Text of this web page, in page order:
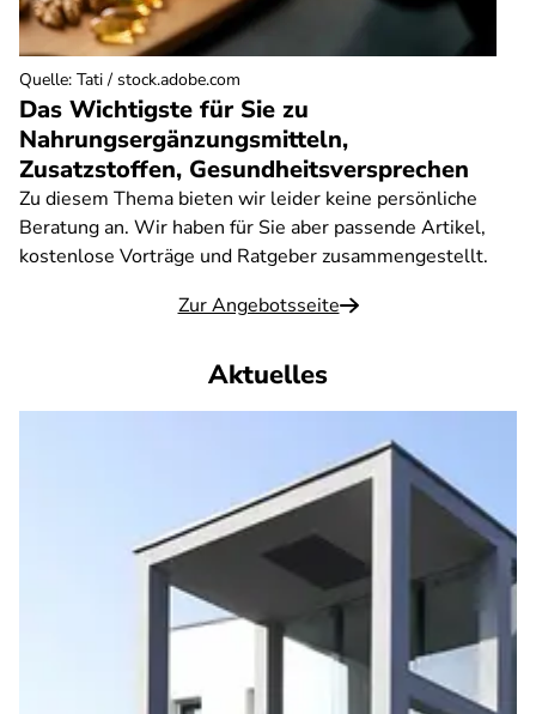
Das Wichtigste für Sie zu
Nahrungsergänzungsmitteln,
Zusatzstoffen, Gesundheitsversprechen
Zu diesem Thema bieten wir leider keine persönliche
Beratung an. Wir haben für Sie aber passende Artikel,
kostenlose Vorträge und Ratgeber zusammengestellt.
Zur Angebotsseite
Quelle: Tati / stock.adobe.com
Aktuelles